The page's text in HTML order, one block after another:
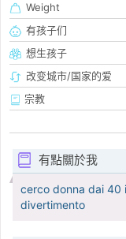
Weight
有孩子们
想生孩子
改变城市/国家的爱
宗教
有點關於我
cerco donna dai 40
divertimento